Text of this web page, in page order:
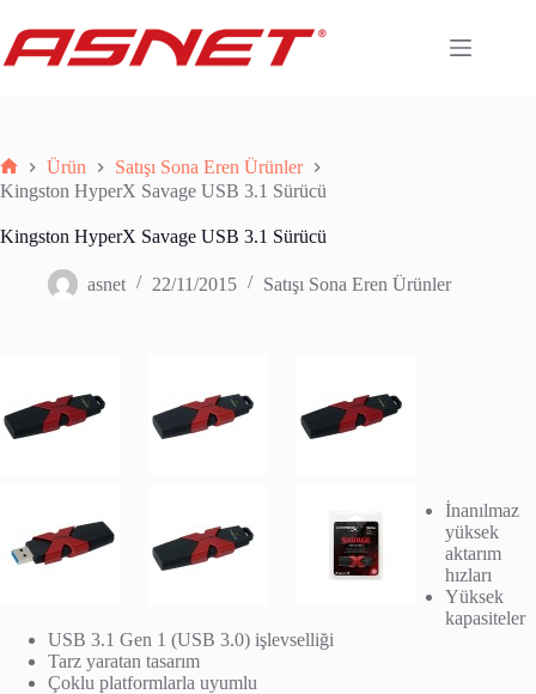
content
Anasayfa
Ürün
Satışı Sona Eren Ürünler
Kingston HyperX Savage USB 3.1 Sürücü
Kingston HyperX Savage USB 3.1 Sürücü
asnet 22/11/2015 Satışı Sona Eren Ürünler
İnanılmaz
yüksek
aktarım
hızları
Yüksek
kapasiteler
USB 3.1 Gen 1 (USB 3.0) işlevselliği
Tarz yaratan tasarım
Çoklu platformlarla uyumlu